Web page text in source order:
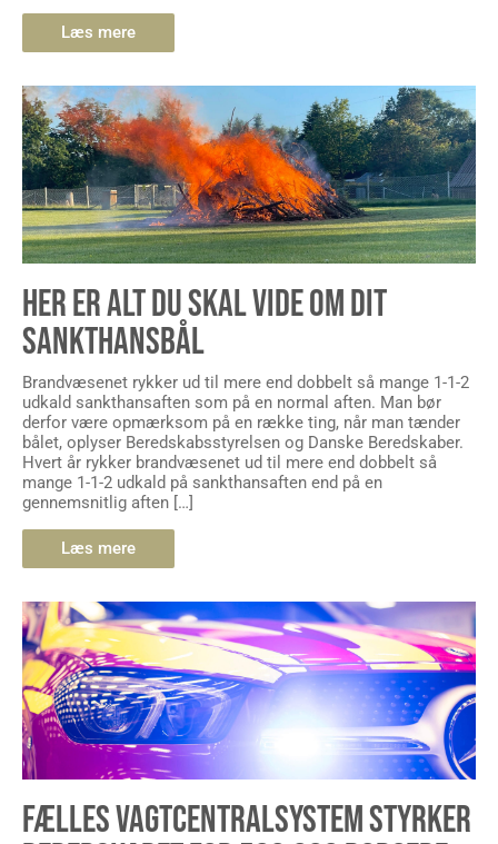
Læs mere
HER ER ALT DU SKAL VIDE OM DIT
SANKTHANSBÅL
Brandvæsenet rykker ud til mere end dobbelt så mange 1-1-2
udkald sankthansaften som på en normal aften. Man bør
derfor være opmærksom på en række ting, når man tænder
bålet, oplyser Beredskabsstyrelsen og Danske Beredskaber.
Hvert år rykker brandvæsenet ud til mere end dobbelt så
mange 1-1-2 udkald på sankthansaften end på en
gennemsnitlig aften […]
Læs mere
FÆLLES VAGTCENTRALSYSTEM STYRKER